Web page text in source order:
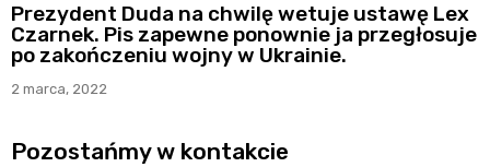
Prezydent Duda na chwilę wetuje ustawę Lex
Czarnek. Pis zapewne ponownie ja przegłosuje
po zakończeniu wojny w Ukrainie.
2 marca, 2022
Pozostańmy w kontakcie